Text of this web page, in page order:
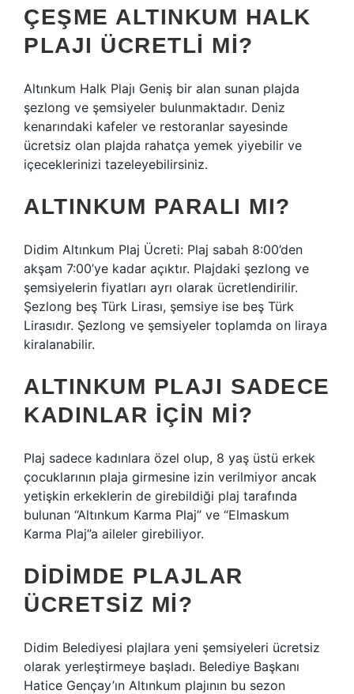
ÇEŞME ALTINKUM HALK
PLAJI ÜCRETLI MI?
Altınkum Halk Plajı Geniş bir alan sunan plajda
şezlong ve şemsiyeler bulunmaktadır. Deniz
kenarındaki kafeler ve restoranlar sayesinde
ücretsiz olan plajda rahatça yemek yiyebilir ve
içeceklerinizi tazeleyebilirsiniz.
ALTINKUM PARALI MI?
Didim Altınkum Plaj Ücreti: Plaj sabah 8:00’den
akşam 7:00’ye kadar açıktır. Plajdaki şezlong ve
şemsiyelerin fiyatları ayrı olarak ücretlendirilir.
Şezlong beş Türk Lirası, şemsiye ise beş Türk
Lirasıdır. Şezlong ve şemsiyeler toplamda on liraya
kiralanabilir.
ALTINKUM PLAJI SADECE
KADINLAR IÇIN MI?
Plaj sadece kadınlara özel olup, 8 yaş üstü erkek
çocuklarının plaja girmesine izin verilmiyor ancak
yetişkin erkeklerin de girebildiği plaj tarafında
bulunan “Altınkum Karma Plaj” ve “Elmaskum
Karma Plaj”a aileler girebiliyor.
DIDIMDE PLAJLAR
ÜCRETSIZ MI?
Didim Belediyesi plajlara yeni şemsiyeleri ücretsiz
olarak yerleştirmeye başladı. Belediye Başkanı
Hatice Gençay’ın Altınkum plajının bu sezon